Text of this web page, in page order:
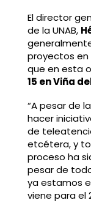
El director
de la UNAB,
proyectos
que en esta
15 en Viña
“A pesar de
hacer
de
etcétera, y
proceso ha
pesar de
ya estamos
viene para el